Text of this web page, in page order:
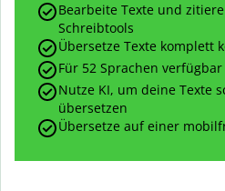
Bearbeite Texte und
Schreibtools
Übersetze Texte komplett
Für 52 Sprachen verfügbar
Nutze KI, um deine Texte
übersetzen
Übersetze auf einer